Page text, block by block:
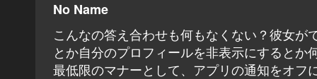
No Name
こんなの答え合わせも何もなくない？彼女
とか自分のプロフィールを非表示にするとか
最低限のマナーとして、アプリの通知をオフ